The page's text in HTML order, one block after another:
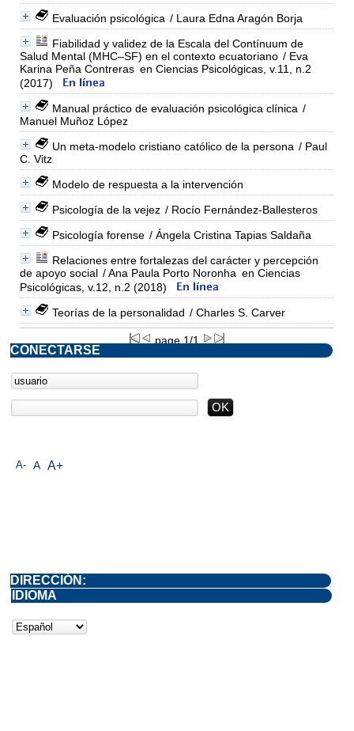
Evaluación psicológica / Laura Edna Aragón Borja
Fiabilidad y validez de la Escala del Contínuum de
Salud Mental (MHC–SF) en el contexto ecuatoriano / Eva
Karina Peña Contreras en Ciencias Psicológicas, v.11, n.2
(2017)
Manual práctico de evaluación psicológica clínica /
Manuel Muñoz López
Un meta-modelo cristiano católico de la persona / Paul
C. Vitz
Modelo de respuesta a la intervención
Psicología de la vejez / Rocío Fernández-Ballesteros
Psicología forense / Ángela Cristina Tapias Saldaña
Relaciones entre fortalezas del carácter y percepción
de apoyo social / Ana Paula Porto Noronha en Ciencias
Psicológicas, v.12, n.2 (2018)
Teorías de la personalidad / Charles S. Carver
page 1/1
A- A A+
CONECTARSE
DIRECCIÓN:
IDIOMA